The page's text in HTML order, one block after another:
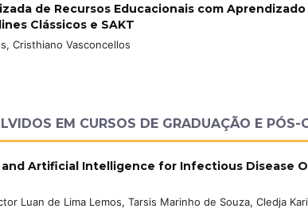
de Recursos Educacionais com
Clássicos e SAKT
Cristhiano Vasconcellos
EM CURSOS DE GRADUAÇÃO E PÓS-
Artificial Intelligence for Infectious Disease
Luan de Lima Lemos, Tarsis Marinho de Souza, Cledja